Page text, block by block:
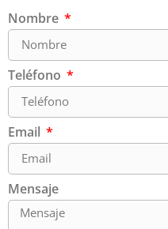
Nombre
Teléfono
Email
Mensaje